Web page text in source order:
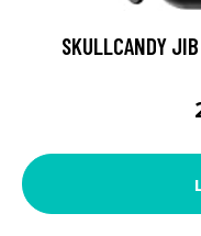
SKULLCANDY